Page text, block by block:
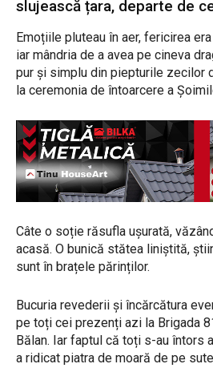
slujească țara, departe de
Emoțiile pluteau în aer, fericirea
iar mândria de a avea pe cineva
pur și simplu din piepturile zecilor
la ceremonia de întoarcere a
Câte o soție răsufla ușurată,
acasă. O bunică stătea liniștită,
sunt în brațele părinților.
Bucuria revederii și încărcătura
pe toți cei prezenți azi la Brigada
Bălan. Iar faptul că toți s-au întors
a ridicat piatra de moară de pe